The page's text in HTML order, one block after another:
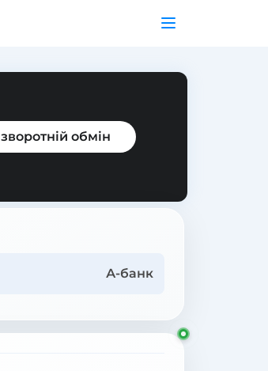
зворотній обмін
А-банк